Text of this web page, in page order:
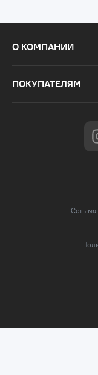
О КОМПАНИИ
ПОКУПАТЕЛЯМ
Сеть